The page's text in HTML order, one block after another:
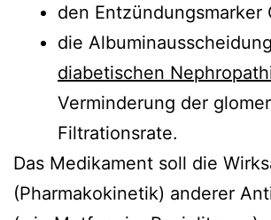
den Entzündungsmarker
die
diabetischen
Verminderung der
Filtrationsrate.
Das Medikament soll die
(Pharmakokinetik) anderer